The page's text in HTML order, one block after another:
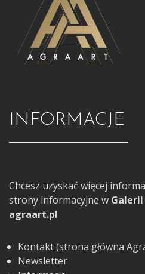
INFORMACJE
Chcesz uzyskać więcej
strony informacyjne w
agraart.pl
Kontakt (strona główna
Newsletter